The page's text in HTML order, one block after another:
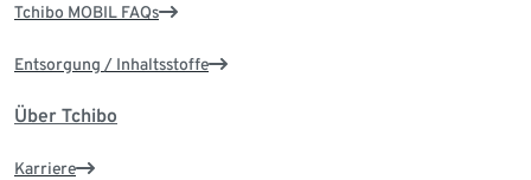
Tchibo MOBIL FAQs
Entsorgung / Inhaltsstoffe
Über Tchibo
Karriere